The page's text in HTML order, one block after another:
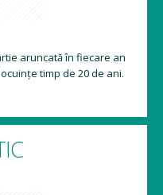
aruncată în fiecare an
timp de 20 de ani.